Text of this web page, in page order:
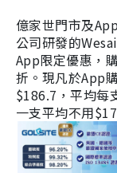
億家世門市及
公司研發的
App限定優惠，
折。現凡於App
$186.7，平均每
一支平均不用